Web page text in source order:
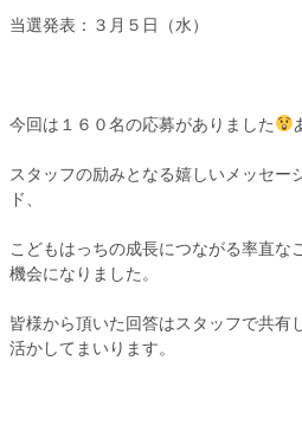
当選発表：３月５日（水）
今回は１６０名の応募がありました
スタッフの励みとなる嬉しいメッセー
ド、
こどもはっちの成長につながる率直な
機会になりました。
皆様から頂いた回答はスタッフで共有
活かしてまいります。